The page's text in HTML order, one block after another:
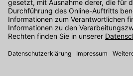
Alternativ können Sie unser
Den Kontakt direkt in unsere
Oder über unseren Chat .